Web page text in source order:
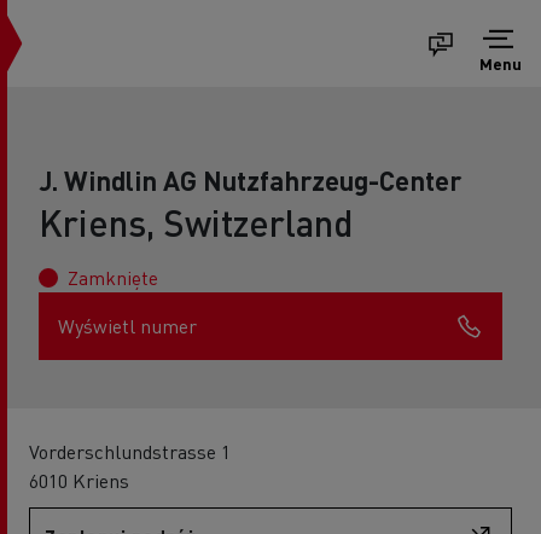
Menu
J. Windlin AG Nutzfahrzeug-Center
Kriens, Switzerland
Zamknięte
Wyświetl numer
Vorderschlundstrasse 1
6010 Kriens